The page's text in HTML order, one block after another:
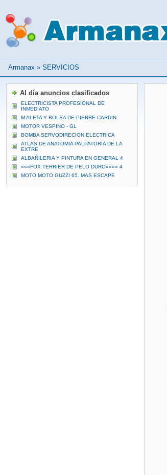
Armanax » SERVICIOS
Al día anuncios clasificados
ELECTRICISTA PROFESIONAL DE
INMEDIATO
M ALETA Y BOLSA DE PIERRE CARDIN
MOTOR VESPINO - GL
BOMBA SERVODIRECION ELECTRICA
ATLAS DE ANATOMIA PALPATORIA DE LA
EXTRE
ALBAÑILERIA Y PINTURA EN GENERAL 4
«««FOX TERRIER DE PELO DURO»»»» 4
MOTO MOTO GUZZI 65. MAS ESCAPE